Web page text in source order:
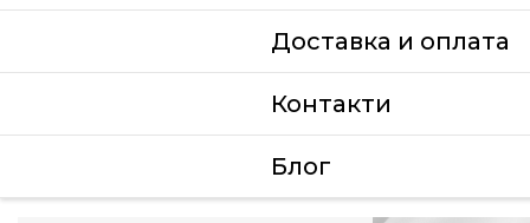
Доставка и оплата
Контакти
Блог